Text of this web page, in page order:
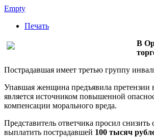
Empty
Печать
В
Пострадавшая имеет третью группу
Упавшая женщина предъявила претензии
является источником повышенной
компенсации морального вреда.
Представитель ответчика просил
выплатить пострадавшей 100 тысяч